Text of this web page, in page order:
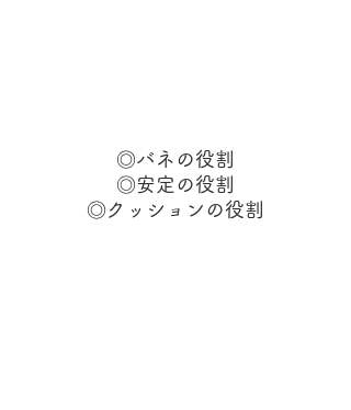
◎バネの役割
◎安定の役割
◎クッションの役割